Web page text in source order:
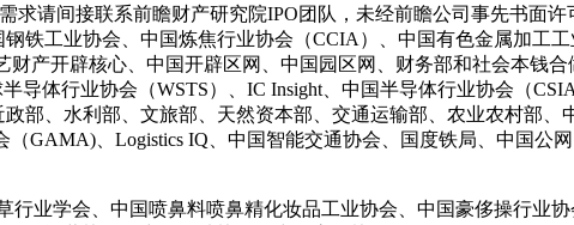
求请间接联系前瞻财产研究院IPO团队，未经前瞻公司事先书面
铁工业协会、中国炼焦行业协会（CCIA）、中国有色金属加工
产开辟核心、中国开辟区网、中国园区网、财务部和社会本钱
导体行业协会（WSTS）、IC Insight、中国半导体行业协会（
部、水利部、文旅部、天然资本部、交通运输部、农业农村部
GAMA)、Logistics IQ、中国智能交通协会、国度铁局、中国公
业学会、中国喷鼻料喷鼻精化妆品工业协会、中国豪侈操行业